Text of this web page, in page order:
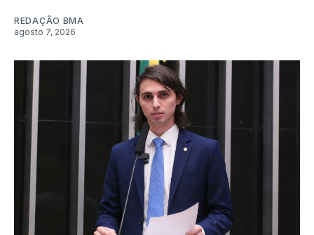
REDAÇÃO BMA
agosto 7, 2026